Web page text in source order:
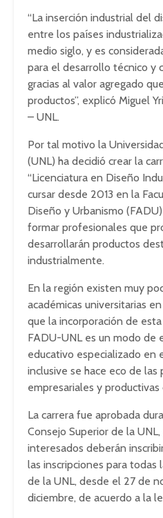
“La inserción industrial del
entre los países
medio siglo, y es
para el desarrollo técnico y
gracias al valor agregado
productos”, explicó Miguel
– UNL.
Por tal motivo la
(UNL) ha decidió crear la
“Licenciatura en Diseño
cursar desde 2013 en la
Diseño y Urbanismo
formar profesionales que
desarrollarán productos
industrialmente.
En la región existen muy
académicas universitarias
que la incorporación de
FADU-UNL es un modo de
educativo especializado en
inclusive se hace eco de las
empresariales y
La carrera fue aprobada
Consejo Superior de la UNL,
interesados deberán
las inscripciones para todas
de la UNL, desde el 27 de
diciembre, de acuerdo a la